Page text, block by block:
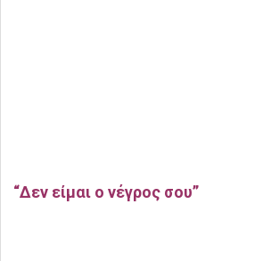
“Δεν είμαι ο νέγρος σου”